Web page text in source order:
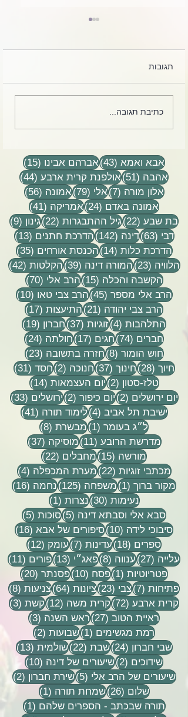
לקט מכתבים, הקלטות
תגובות
כתיבת תגובה...
אבא ואמא (43) 43 פוסטים
אברהם אבינו (15)
15 פוסטים
אהבה (51) 51 פוסטים
אולפנת קרית ארבע (44)
44 פוסטים
אלון מורה (7) 7 פוסטיםאלי (79) 79 פוסטים
אמונה (56)
56 פוסטים
אמונה באדם (24) 24 פוסטים
אמריקה (41)
41 פוסטים
בת שבע (22) 22 פוסטים
גיל ההתבגרות (22) 22 פוסטים
גינון (9)
9 פוסטים
דבי (63) 63 פוסטים
דינה (142) 142 פוסטים
הדרכת חתנים (13)
13 פוסטים
הדרכת כלות (14) 14 פוסטים
הכנסת אורחים (35)
35 פוסטים
הלוויה (23) 23 פוסטים
המורה דינה (39) 39 פוסטים
הקלטות (42)
42
הקשבה והכלה (15) 15 פוסטים
הרב אלי (70)
70 פוסטים
הרב אלי מספר (45) 45 פוסטים
הרב צבי טאו (10)
10 פוסטים
הרב צבי יהודה (21) 21 פוסטים
התיעצות (17)
17 פוסטים
התלהבות (4) 4 פוסטיםזוגיות (37) 37 פוסטים
חברון (19)
19 פוסטים
חברים (74) 74 פוסטים
חגים (17) 17 פוסטים
חולתה (24)
24 פוסטים
חוש הומור (8) 8 פוסטיםחזרה בתשובה (23)
23 פוסטים
חיוך (28) 28 פוסטים
חינוך (37) 37 פוסטים
חנוכה (2) 2 פוסטיםחסד (31)
31 פוסטים
טלז-סטון (2) 2 פוסטיםיום העצמאות (14)
14 פוסטים
יום ירושלים (2) 2 פוסטיםיום כיפור (2) 2 פוסטיםירושלים (33)
33 פוסטים
ישיבת תל אביב (4) 4 פוסטיםלימוד תורה (41)
41 פוסטים
ל״ג בעומר (1) פוסט 1
מבשרת (8)
8 פוסטים
מדרשת הרובע (11) 11 פוסטים
מוסיקה (37)
37 פוסטים
מורשה (15) 15 פוסטים
מחבלים (22)
22 פוסטים
מכתבי זוגיות (22) 22 פוסטים
מערת המכפלה (4)
4 פוסטים
מקור ברוך (1) פוסט 1
משפחה (125) 125 פוסטים
נחמה (16)
16 פוסטים
נעימות (30) 30 פוסטים
נצרות (1)
פוסט 1
סבא אלי וסבתא דינה (5) 5 פוסטיםסוכות (5)
5 פוסטים
סיבוכי לידה (10) 10 פוסטים
סיפורים של אבא (16)
16 פוסטים
ספרים (18) 18 פוסטים
עדינות (7) 7 פוסטיםעומק (12)
12 פוסטים
עלייה (27) 27 פוסטים
ענווה (8) 8 פוסטיםפאג״י (13) 13 פוסטים
פורים (11)
11
פטריוטיות (1) פוסט 1
פסח (10) 10 פוסטים
פסנתר (20)
20 פוסטים
פתיחות (7) 7 פוסטיםצבי (23) 23 פוסטים
ציונות (64) 64 פוסטים
צניעות (8)
8 פוסטים
קרית ארבע (72) 72 פוסטים
קרית משה (12) 12 פוסטים
קשת (3)
3 פוסטים
ראיית הטוב (27) 27 פוסטים
ראש השנה (3)
3 פוסטים
רמת מגשימים (1) פוסט 1
שבועות (2)
2 פוסטים
שבי חברון (24) 24 פוסטים
שבת (22) 22 פוסטים
שולמית (13)
13 פוסטים
שידוכים (2) 2 פוסטיםשיעורים של דינה (10)
10 פוסטים
שיעורים של הרב אלי (5) 5 פוסטיםשירת חברון (2)
2 פוסטים
שלום (26) 26 פוסטים
שמחת תורה (1)
פוסט 1
תורה שבכתב - הספרים שלהם (1)
פוסט 1